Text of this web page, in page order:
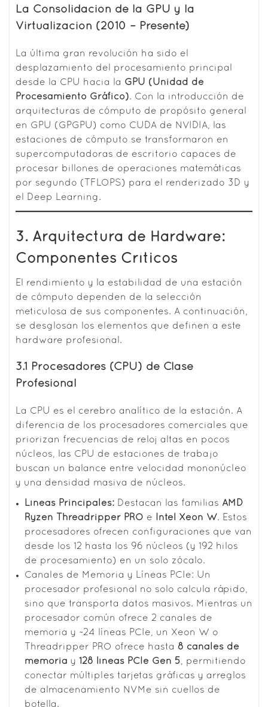
La Consolidación de la GPU y la
Virtualización (2010 – Presente)
La última gran revolución ha sido el
desplazamiento del procesamiento principal
desde la CPU hacia la GPU (Unidad de
Procesamiento Gráfico). Con la introducción de
arquitecturas de cómputo de propósito general
en GPU (GPGPU) como CUDA de NVIDIA, las
estaciones de cómputo se transformaron en
supercomputadoras de escritorio capaces de
procesar billones de operaciones matemáticas
por segundo (TFLOPS) para el renderizado 3D y
el Deep Learning.
3. Arquitectura de Hardware:
Componentes Críticos
El rendimiento y la estabilidad de una estación
de cómputo dependen de la selección
meticulosa de sus componentes. A continuación,
se desglosan los elementos que definen a este
hardware profesional.
3.1 Procesadores (CPU) de Clase
Profesional
La CPU es el cerebro analítico de la estación. A
diferencia de los procesadores comerciales que
priorizan frecuencias de reloj altas en pocos
núcleos, las CPU de estaciones de trabajo
buscan un balance entre velocidad mononúcleo
y una densidad masiva de núcleos.
Líneas Principales: Destacan las familias AMD
Ryzen Threadripper PRO e Intel Xeon W. Estos
procesadores ofrecen configuraciones que van
desde los 12 hasta los 96 núcleos (y 192 hilos
de procesamiento) en un solo zócalo.
Canales de Memoria y Líneas PCIe: Un
procesador profesional no solo calcula rápido,
sino que transporta datos masivos. Mientras un
procesador común ofrece 2 canales de
memoria y ~24 líneas PCIe, un Xeon W o
Threadripper PRO ofrece hasta 8 canales de
memoria y 128 líneas PCIe Gen 5 , permitiendo
conectar múltiples tarjetas gráficas y arreglos
de almacenamiento NVMe sin cuellos de
botella.